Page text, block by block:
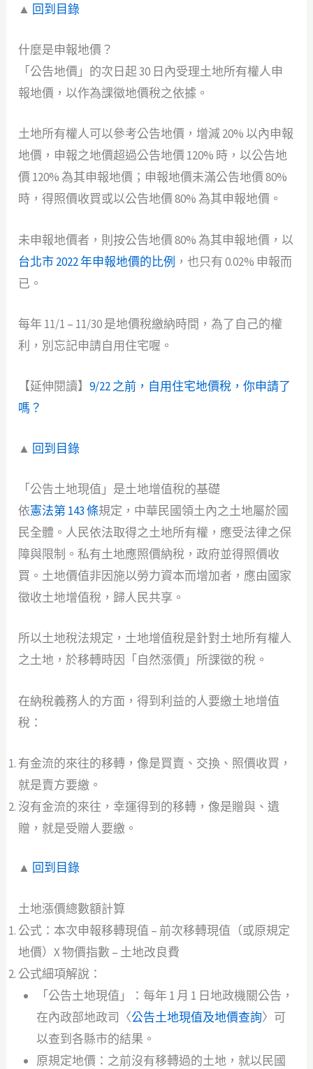
▲ 回到目錄
什麼是申報地價？
「公告地價」的次日起 30 日內受理土地所有權人申
報地價，以作為課徵地價稅之依據。
土地所有權人可以參考公告地價，增減 20% 以內申報
地價，申報之地價超過公告地價 120% 時，以公告地
價 120% 為其申報地價；申報地價未滿公告地價 80%
時，得照價收買或以公告地價 80% 為其申報地價。
未申報地價者，則按公告地價 80% 為其申報地價，以
台北市 2022 年申報地價的比例 ，也只有 0.02% 申報而
已。
每年 11/1 – 11/30 是地價稅繳納時間，為了自己的權
利，別忘記申請自用住宅喔。
【延伸閱讀】9/22 之前，自用住宅地價稅，你申請了
嗎？
▲ 回到目錄
「公告土地現值」是土地增值稅的基礎
依憲法第 143 條規定，中華民國領土內之土地屬於國
民全體。人民依法取得之土地所有權，應受法律之保
障與限制。私有土地應照價納稅，政府並得照價收
買。土地價值非因施以勞力資本而增加者，應由國家
徵收土地增值稅，歸人民共享。
所以土地稅法規定，土地增值稅是針對土地所有權人
之土地，於移轉時因「自然漲價」所課徵的稅。
在納稅義務人的方面，得到利益的人要繳土地增值
稅：
有金流的來往的移轉，像是買賣、交換、照價收買，
就是賣方要繳。
沒有金流的來往，幸運得到的移轉，像是贈與、遺
贈，就是受贈人要繳。
▲ 回到目錄
土地漲價總數額計算
公式：本次申報移轉現值 – 前次移轉現值（或原規定
地價）X 物價指數 – 土地改良費
公式細項解說：
「公告土地現值」：每年 1 月 1 日地政機關公告，
在內政部地政司〈公告土地現值及地價查詢〉可
以查到各縣市的結果。
原規定地價：之前沒有移轉過的土地，就以民國